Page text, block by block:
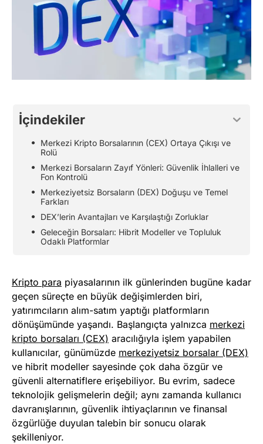
İçindekiler
Merkezi Kripto Borsalarının (CEX) Ortaya Çıkışı ve
Rolü
Merkezi Borsaların Zayıf Yönleri: Güvenlik İhlalleri ve
Fon Kontrolü
Merkeziyetsiz Borsaların (DEX) Doğuşu ve Temel
Farkları
DEX’lerin Avantajları ve Karşılaştığı Zorluklar
Geleceğin Borsaları: Hibrit Modeller ve Topluluk
Odaklı Platformlar
Kripto para piyasalarının ilk günlerinden bugüne kadar
geçen süreçte en büyük değişimlerden biri,
yatırımcıların alım-satım yaptığı platformların
dönüşümünde yaşandı. Başlangıçta yalnızca merkezi
kripto borsaları (CEX) aracılığıyla işlem yapabilen
kullanıcılar, günümüzde merkeziyetsiz borsalar (DEX)
ve hibrit modeller sayesinde çok daha özgür ve
güvenli alternatiflere erişebiliyor. Bu evrim, sadece
teknolojik gelişmelerin değil; aynı zamanda kullanıcı
davranışlarının, güvenlik ihtiyaçlarının ve finansal
özgürlüğe duyulan talebin bir sonucu olarak
şekilleniyor.